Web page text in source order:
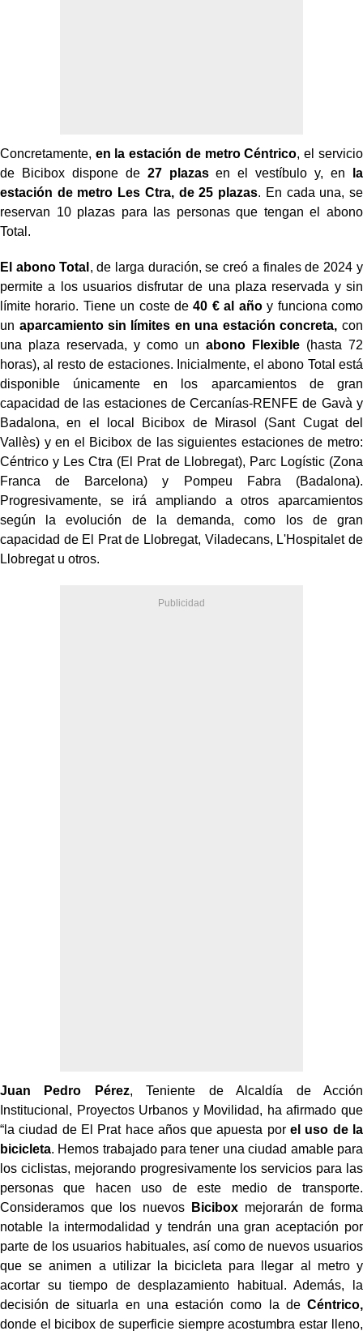
Concretamente, en la estación de metro Céntrico, el servicio
de Bicibox dispone de27 plazasen el vestíbulo y, en
la
estación de metro Les Ctra, de 25 plazas. En cada una, se
reservan 10 plazas para las personas que tengan el abono
Total.
El abono Total , de larga duración, se creó a finales de 2024 y
permite a los usuarios disfrutar de una plaza reservada y sin
límite horario. Tiene un coste de 40 € al añoy funciona como
un aparcamiento sin límites en una estación concreta, con
una plaza reservada, y como un abono Flexible(hasta 72
horas), al resto de estaciones. Inicialmente, el abono Total está
disponible únicamente en los aparcamientos de gran
capacidad de las estaciones de Cercanías-RENFE de Gavà y
Badalona, en el local Bicibox de Mirasol (Sant Cugat del
Vallès) y en el Bicibox de las siguientes estaciones de metro:
Céntrico y Les Ctra (El Prat de Llobregat), Parc Logístic (Zona
Franca de Barcelona) y Pompeu Fabra (Badalona).
Progresivamente, se irá ampliando a otros aparcamientos
según la evolución de la demanda, como los de gran
capacidad de El Prat de Llobregat, Viladecans, L'Hospitalet de
Llobregat u otros.
Juan Pedro Pérez, Teniente de Alcaldía de Acción
Institucional, Proyectos Urbanos y Movilidad, ha afirmado que
“la ciudad de El Prat hace años que apuesta porel uso de la
bicicleta. Hemos trabajado para tener una ciudad amable para
los ciclistas, mejorando progresivamente los servicios para las
personas que hacen uso de este medio de transporte.
Consideramos que los nuevos
Biciboxmejorarán de forma
notable la intermodalidad y tendrán una gran aceptación por
parte de los usuarios habituales, así como de nuevos usuarios
que se animen a utilizar la bicicleta para llegar al metro y
acortar su tiempo de desplazamiento habitual. Además, la
decisión de situarla en una estación como la de Céntrico,
donde el bicibox de superficie siempre acostumbra estar lleno,